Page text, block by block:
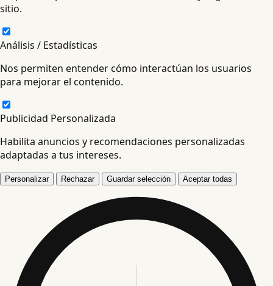
sitio.
Análisis / Estadísticas
Nos permiten entender cómo interactúan los usuarios
para mejorar el contenido.
Publicidad Personalizada
Habilita anuncios y recomendaciones personalizadas
adaptadas a tus intereses.
Personalizar Rechazar Guardar selección Aceptar todas